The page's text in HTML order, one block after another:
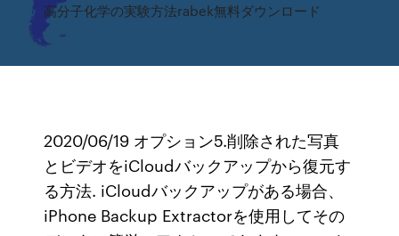
高分子化学の実験方法rabek無料ダウンロード
2020/06/19 オプション5.削除された写真
とビデオをiCloudバックアップから復元す
る方法. iCloudバックアップがある場合、
iPhone Backup Extractorを使用してその